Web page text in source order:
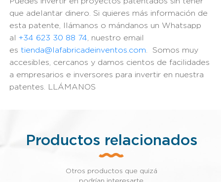
que adelantar dinero. Si quieres más información de
esta patente, llámanos o mándanos un Whatsapp
al +34 623 30 88 74 , nuestro email
es tienda@lafabricadeinventos.com . Somos muy
accesibles, cercanos y damos cientos de facilidades
a empresarios e inversores para invertir en nuestra
patentes. LLÁMANOS
Productos relacionados
Otros productos que quizá